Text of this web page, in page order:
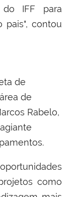
IFF para
pais", contou
de
de
Rabelo,
como